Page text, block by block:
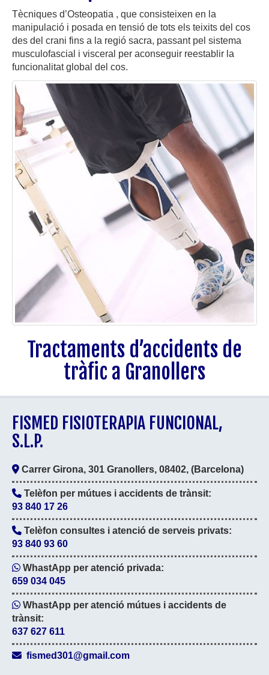
Tècniques d’Osteopatia , que consisteixen en la
manipulació i posada en tensió de tots els teixits del cos
des del crani fins a la regió sacra, passant pel sistema
musculofascial i visceral per aconseguir reestablir la
funcionalitat global del cos.
Tractaments d’accidents de
tràfic a Granollers
FISMED FISIOTERAPIA FUNCIONAL,
S.L.P.
Carrer Girona, 301 Granollers, 08402, (Barcelona)
Telèfon per mútues i accidents de trànsit:
93 840 17 26
Telèfon consultes i atenció de serveis privats:
93 840 93 60
WhastApp per atenció privada:
659 034 045
WhastApp per atenció mútues i accidents de
trànsit:
637 627 611
fismed301 gmail.com